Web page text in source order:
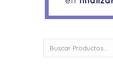
por: